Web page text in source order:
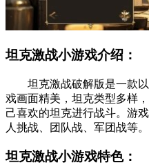
坦克激战小游戏介绍：
坦克激战破解版是一款以
戏画面精美，坦克类型多样
己喜欢的坦克进行战斗。游
人挑战、团队战、军团战等。
坦克激战小游戏特色：